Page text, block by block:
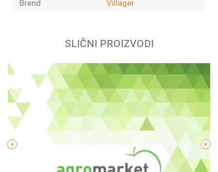
Brend
Villager
Poruka
SLIČNI PROIZVODI